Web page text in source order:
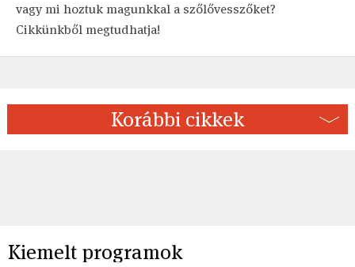
vagy mi hoztuk magunkkal a szőlővesszőket?
Cikkünkből megtudhatja!
Korábbi cikkek
Kiemelt programok